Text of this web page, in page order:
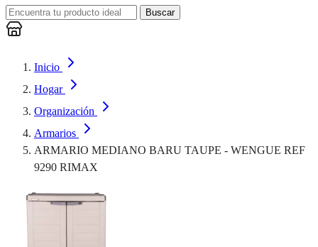
Buscar
Inicio
Hogar
Organización
Armarios
ARMARIO MEDIANO BARU TAUPE - WENGUE REF
9290 RIMAX